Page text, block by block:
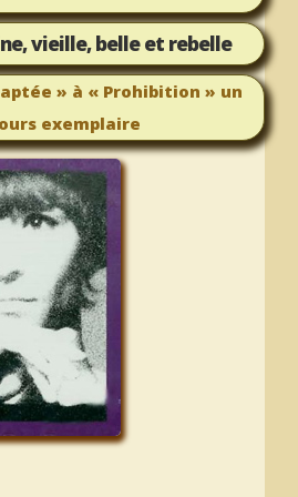
vieille, belle et rebelle
» à « Prohibition » un
exemplaire